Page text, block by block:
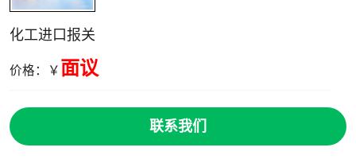
化工进口报关
价格：￥ 面议
联系我们